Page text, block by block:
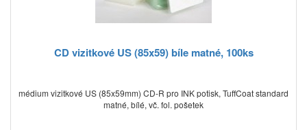
CD vizitkové US (85x59) bíle matné, 100ks
médium vizitkové US (85x59mm) CD-R pro INK potisk, TuffCoat standard
matné, bílé, vč. fol. pošetek